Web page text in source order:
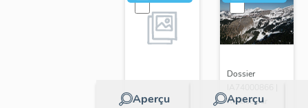
Aperçu
Dossier
Aperçu
Dossier
Réalisé par